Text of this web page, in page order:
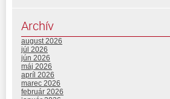
Archív
august 2026
júl 2026
jún 2026
máj 2026
apríl 2026
marec 2026
február 2026